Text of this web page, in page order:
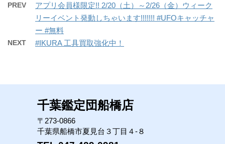
PREV
アプリ会員様限定!! 2/20（土）～2/26（金）ウィーク
リーイベント発動しちゃいます!!!!!!! #UFOキャッチャ
ー #無料
NEXT #IKURA 工具買取強化中！
千葉鑑定団船橋店
〒273-0866
千葉県船橋市夏見台３丁目４-８